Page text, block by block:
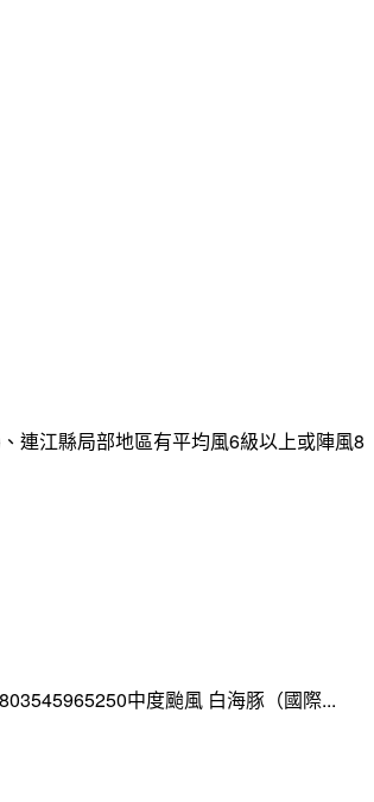
連江縣局部地區有平均風6級以上或陣風8
中度颱風 白海豚（國際...